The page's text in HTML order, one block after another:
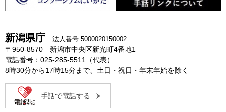
新潟県庁 法人番号 5000020150002
〒950-8570 新潟市中央区新光町4番地1
電話番号：025-285-5511（代表）
8時30分から17時15分まで、土日・祝日・年末年始を除く
手話で電話する